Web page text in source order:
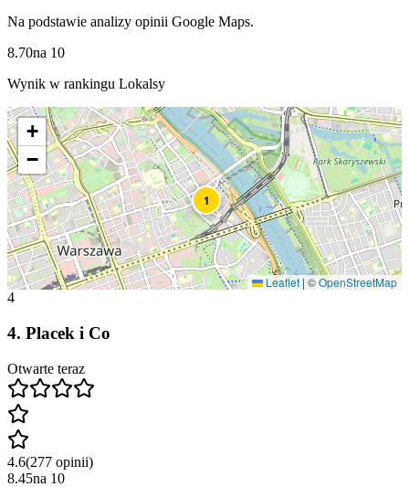
Na podstawie analizy opinii Google Maps.
8.70na 10
Wynik w rankingu Lokalsy
1
+
−
Leaflet |©OpenStreetMap
4
4. Placek i Co
Otwarte teraz
4.6(277 opinii)
8.45na 10